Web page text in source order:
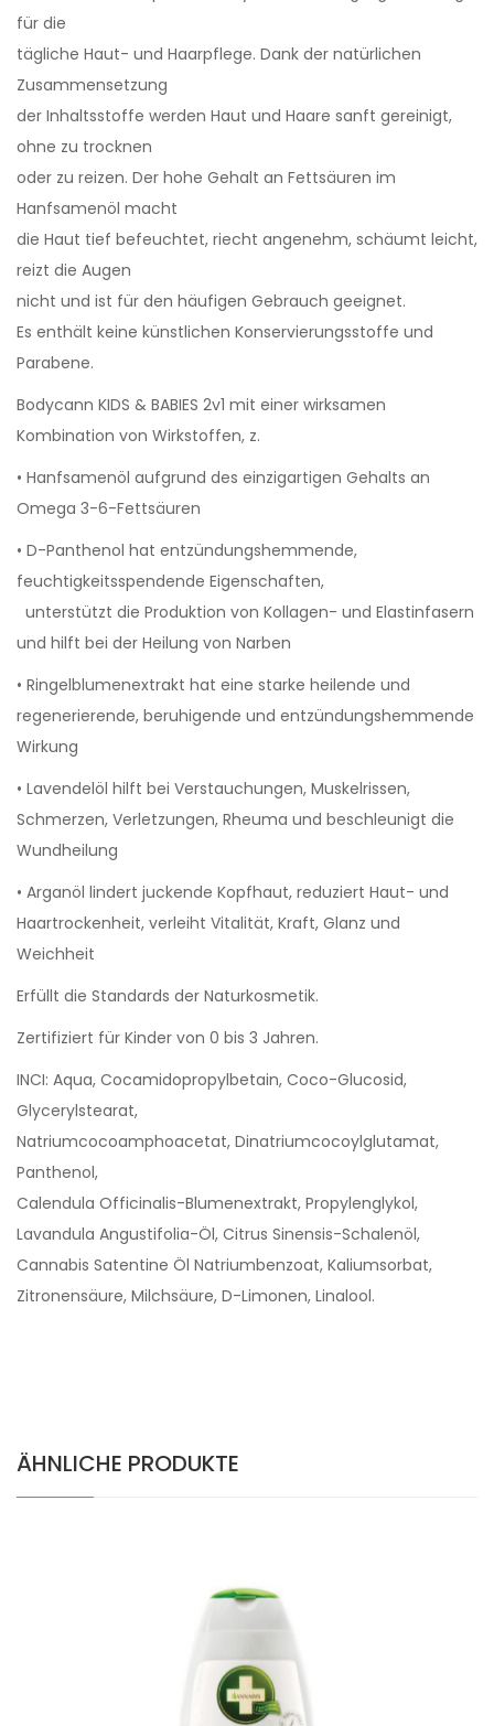
für die
tägliche Haut- und Haarpflege. Dank der natürlichen
Zusammensetzung
der Inhaltsstoffe werden Haut und Haare sanft gereinigt,
ohne zu trocknen
oder zu reizen. Der hohe Gehalt an Fettsäuren im
Hanfsamenöl macht
die Haut tief befeuchtet, riecht angenehm, schäumt leicht,
reizt die Augen
nicht und ist für den häufigen Gebrauch geeignet.
Es enthält keine künstlichen Konservierungsstoffe und
Parabene.
Bodycann KIDS & BABIES 2v1 mit einer wirksamen
Kombination von Wirkstoffen, z.
• Hanfsamenöl aufgrund des einzigartigen Gehalts an
Omega 3-6-Fettsäuren
• D-Panthenol hat entzündungshemmende,
feuchtigkeitsspendende Eigenschaften,
unterstützt die Produktion von Kollagen- und Elastinfasern
und hilft bei der Heilung von Narben
• Ringelblumenextrakt hat eine starke heilende und
regenerierende, beruhigende und entzündungshemmende
Wirkung
• Lavendelöl hilft bei Verstauchungen, Muskelrissen,
Schmerzen, Verletzungen, Rheuma und beschleunigt die
Wundheilung
• Arganöl lindert juckende Kopfhaut, reduziert Haut- und
Haartrockenheit, verleiht Vitalität, Kraft, Glanz und
Weichheit
Erfüllt die Standards der Naturkosmetik.
Zertifiziert für Kinder von 0 bis 3 Jahren.
INCI: Aqua, Cocamidopropylbetain, Coco-Glucosid,
Glycerylstearat,
Natriumcocoamphoacetat, Dinatriumcocoylglutamat,
Panthenol,
Calendula Officinalis-Blumenextrakt, Propylenglykol,
Lavandula Angustifolia-Öl, Citrus Sinensis-Schalenöl,
Cannabis Satentine Öl Natriumbenzoat, Kaliumsorbat,
Zitronensäure, Milchsäure, D-Limonen, Linalool.
ÄHNLICHE PRODUKTE